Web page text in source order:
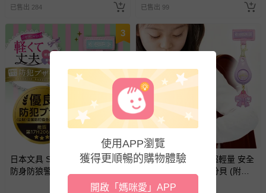
已售出 284 已售出 99
3
日本文具 SONIC - 超輕量 安全
防身防狼警報器 91分貝 (附背
日本文具 SONIC - 超輕量 安全
防身防狼警報器 91分貝 (附背
帶固定條)-蝴蝶結-粉紫
使用APP瀏覽
獲得更順暢的購物體驗
開啟「媽咪愛」APP